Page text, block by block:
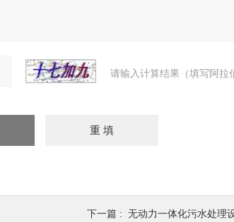
请输入计算结果（填写阿拉
下一篇 : 无动力一体化污水处理